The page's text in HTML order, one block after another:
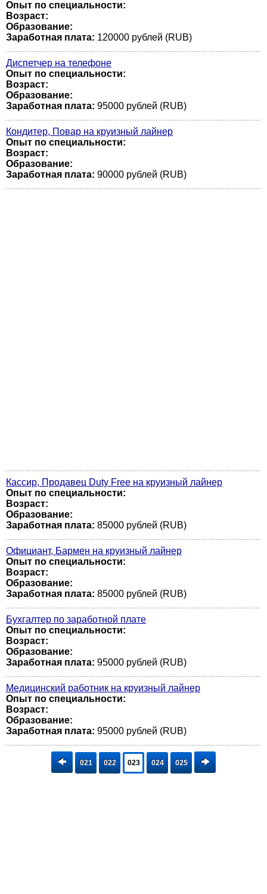
Опыт по специальности:
Возраст:
Образование:
Заработная плата: 120000 рублей (RUB)
Диспетчер на телефоне
Опыт по специальности:
Возраст:
Образование:
Заработная плата: 95000 рублей (RUB)
Кондитер, Повар на круизный лайнер
Опыт по специальности:
Возраст:
Образование:
Заработная плата: 90000 рублей (RUB)
Кассир, Продавец Duty Free на круизный лайнер
Опыт по специальности:
Возраст:
Образование:
Заработная плата: 85000 рублей (RUB)
Официант, Бармен на круизный лайнер
Опыт по специальности:
Возраст:
Образование:
Заработная плата: 85000 рублей (RUB)
Бухгалтер по заработной плате
Опыт по специальности:
Возраст:
Образование:
Заработная плата: 95000 рублей (RUB)
Медицинский работник на круизный лайнер
Опыт по специальности:
Возраст:
Образование:
Заработная плата: 95000 рублей (RUB)
021 022 023 024 025